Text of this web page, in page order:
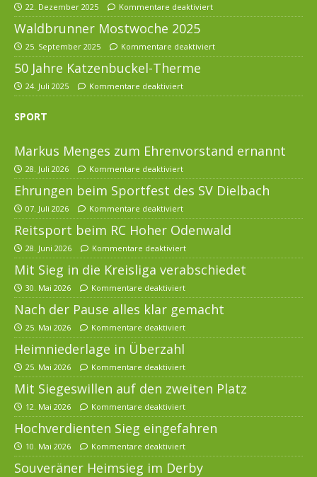
22. Dezember 2025 Kommentare deaktiviert
Waldbrunner Mostwoche 2025
25. September 2025 Kommentare deaktiviert
50 Jahre Katzenbuckel-Therme
24. Juli 2025 Kommentare deaktiviert
SPORT
Markus Menges zum Ehrenvorstand ernannt
28. Juli 2026 Kommentare deaktiviert
Ehrungen beim Sportfest des SV Dielbach
07. Juli 2026 Kommentare deaktiviert
Reitsport beim RC Hoher Odenwald
28. Juni 2026 Kommentare deaktiviert
Mit Sieg in die Kreisliga verabschiedet
30. Mai 2026 Kommentare deaktiviert
Nach der Pause alles klar gemacht
25. Mai 2026 Kommentare deaktiviert
Heimniederlage in Überzahl
25. Mai 2026 Kommentare deaktiviert
Mit Siegeswillen auf den zweiten Platz
12. Mai 2026 Kommentare deaktiviert
Hochverdienten Sieg eingefahren
10. Mai 2026 Kommentare deaktiviert
Souveräner Heimsieg im Derby